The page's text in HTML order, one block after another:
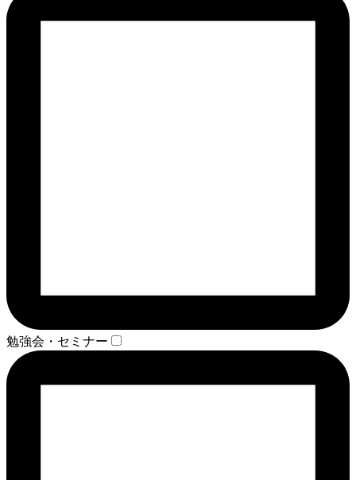
勉強会・セミナー